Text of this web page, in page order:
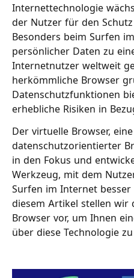
Internettechnologie
der Nutzer für den
Besonders beim Surfen
persönlicher Daten zu
Internetnutzer weltweit
herkömmliche Browser
Datenschutzfunktionen
erhebliche Risiken in
Der virtuelle Browser,
datenschutzorientierter
in den Fokus und
Werkzeug, mit dem
Surfen im Internet
diesem Artikel stellen wir
Browser vor, um Ihnen
über diese Technologie